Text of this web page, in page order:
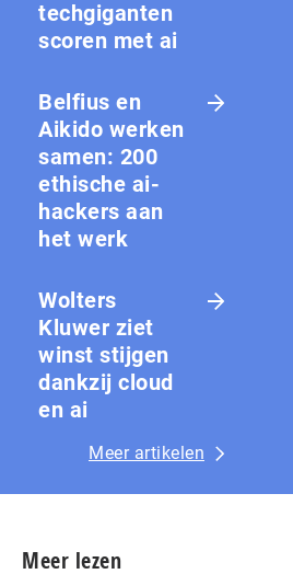
techgiganten
scoren met ai
Belfius en
Aikido werken
samen: 200
ethische ai-
hackers aan
het werk
Wolters
Kluwer ziet
winst stijgen
dankzij cloud
en ai
Meer artikelen
Meer lezen